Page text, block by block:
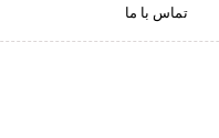
تماس با ما